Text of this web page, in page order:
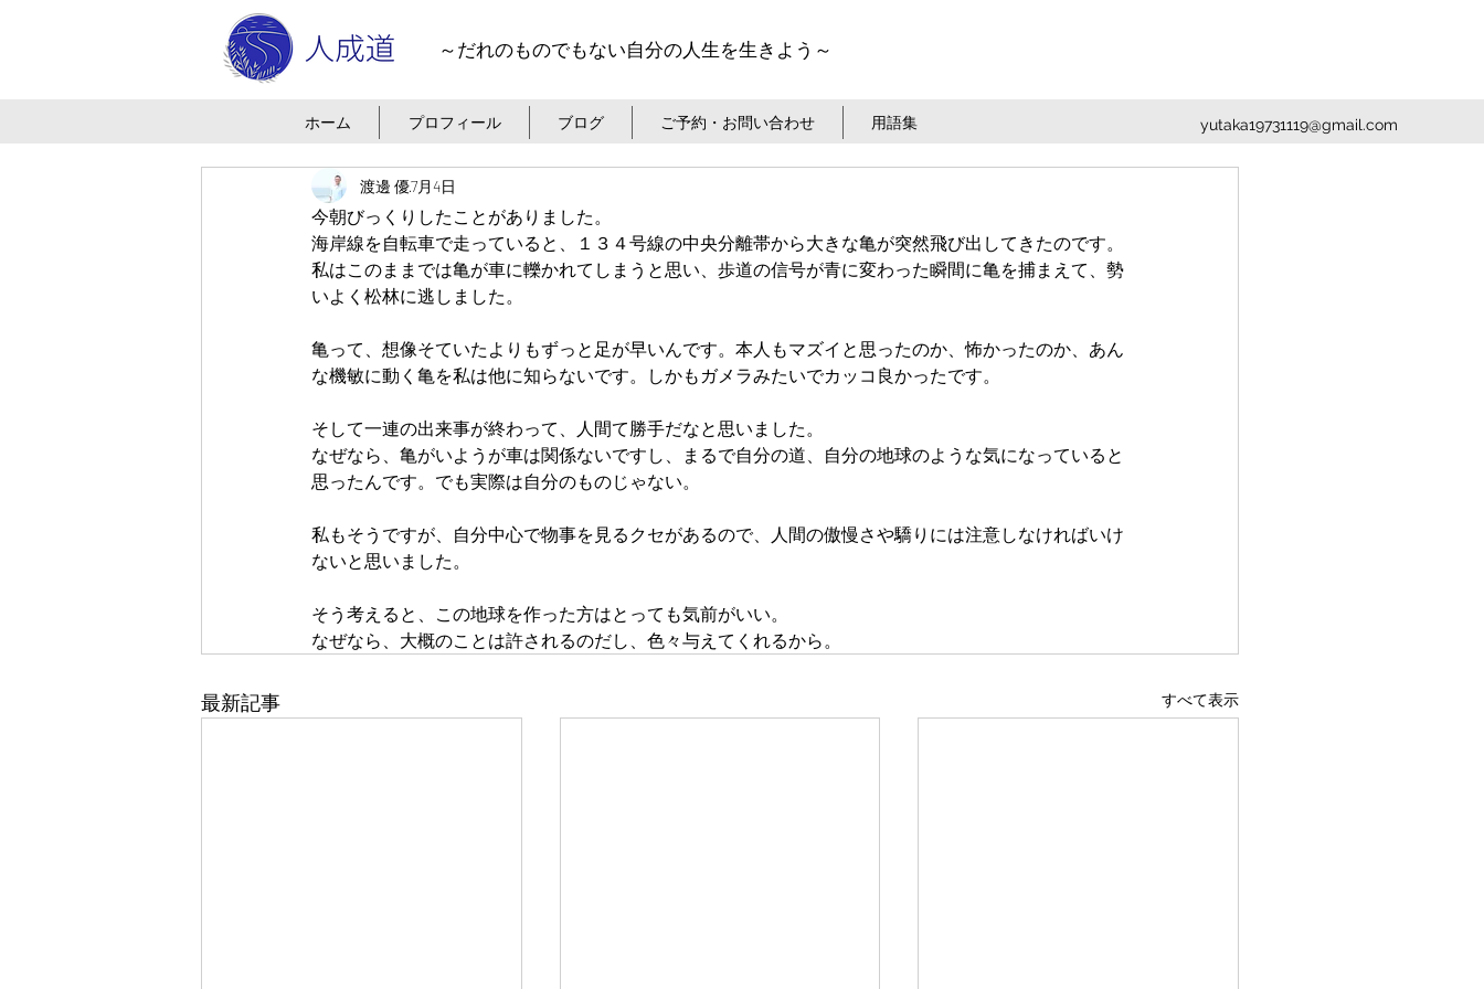
～だれのものでもない自分の人生を生きよう～
ホーム プロフィール ブログ ご予約・お問い合わせ 用語集 yutaka19731119@gmail.com
渡邊 優7月4日
今朝びっくりしたことがありました。
海岸線を自転車で走っていると、１３４号線の中央分離帯から大きな亀が突然飛び出してきたのです。
私はこのままでは亀が車に轢かれてしまうと思い、歩道の信号が青に変わった瞬間に亀を捕まえて、勢
いよく松林に逃しました。
亀って、想像そていたよりもずっと足が早いんです。本人もマズイと思ったのか、怖かったのか、あん
な機敏に動く亀を私は他に知らないです。しかもガメラみたいでカッコ良かったです。
そして一連の出来事が終わって、人間て勝手だなと思いました。
なぜなら、亀がいようが車は関係ないですし、まるで自分の道、自分の地球のような気になっていると
思ったんです。でも実際は自分のものじゃない。
私もそうですが、自分中心で物事を見るクセがあるので、人間の傲慢さや驕りには注意しなければいけ
ないと思いました。
そう考えると、この地球を作った方はとっても気前がいい。
なぜなら、大概のことは許されるのだし、色々与えてくれるから。
最新記事 すべて表示